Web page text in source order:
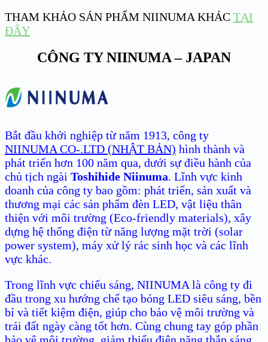
THAM KHẢO SẢN PHẨM NIINUMA KHÁC TẠI
ĐÂY
CÔNG TY NIINUMA – JAPAN
Bắt đầu khởi nghiệp từ năm 1913, công ty
NIINUMA CO-.LTD (NHẬT BẢN) hình thành và
phát triển hơn 100 năm qua, dưới sự điều hành của
chủ tịch ngài Toshihide Niinuma. Lĩnh vực kinh
doanh của công ty bao gồm: phát triển, sản xuất và
thương mại các sản phẩm đèn LED, vật liệu thân
thiện với môi trường (Eco-friendly materials), xây
dựng hệ thống điện từ năng lượng mặt trời (solar
power system), máy xử lý rác sinh học và các lĩnh
vực khác.
Trong lĩnh vực chiếu sáng, NIINUMA là công ty đi
đầu trong xu hướng chế tạo bóng LED siêu sáng, bền
bỉ và tiết kiệm điện, giúp cho bảo vệ môi trường và
trái đất ngày càng tốt hơn. Cùng chung tay góp phần